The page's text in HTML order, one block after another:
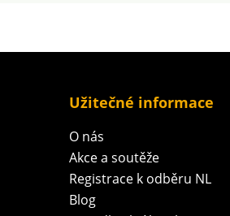
Užitečné informace
O nás
Akce a soutěže
Registrace k odběru NL
Blog